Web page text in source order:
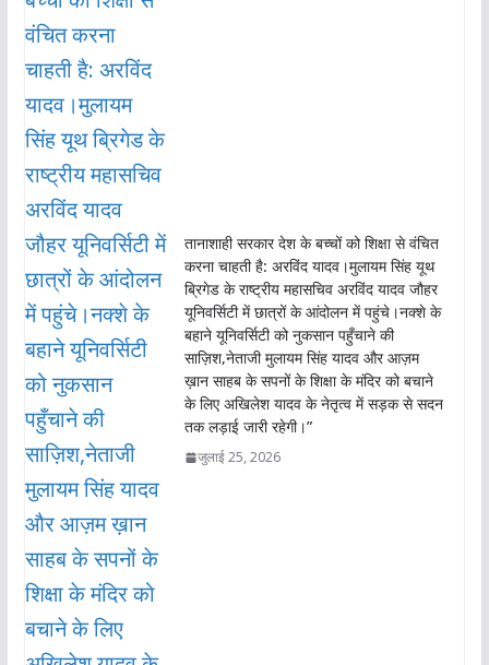
तानाशाही सरकार देश के बच्चों को शिक्षा से वंचित
करना चाहती है: अरविंद यादव।मुलायम सिंह यूथ
ब्रिगेड के राष्ट्रीय महासचिव अरविंद यादव जौहर
यूनिवर्सिटी में छात्रों के आंदोलन में पहुंचे।नक्शे के
बहाने यूनिवर्सिटी को नुकसान पहुँचाने की
साज़िश,नेताजी मुलायम सिंह यादव और आज़म
ख़ान साहब के सपनों के शिक्षा के मंदिर को बचाने
के लिए अखिलेश यादव के नेतृत्व में सड़क से सदन
तक लड़ाई जारी रहेगी।”
जुलाई 25, 2026